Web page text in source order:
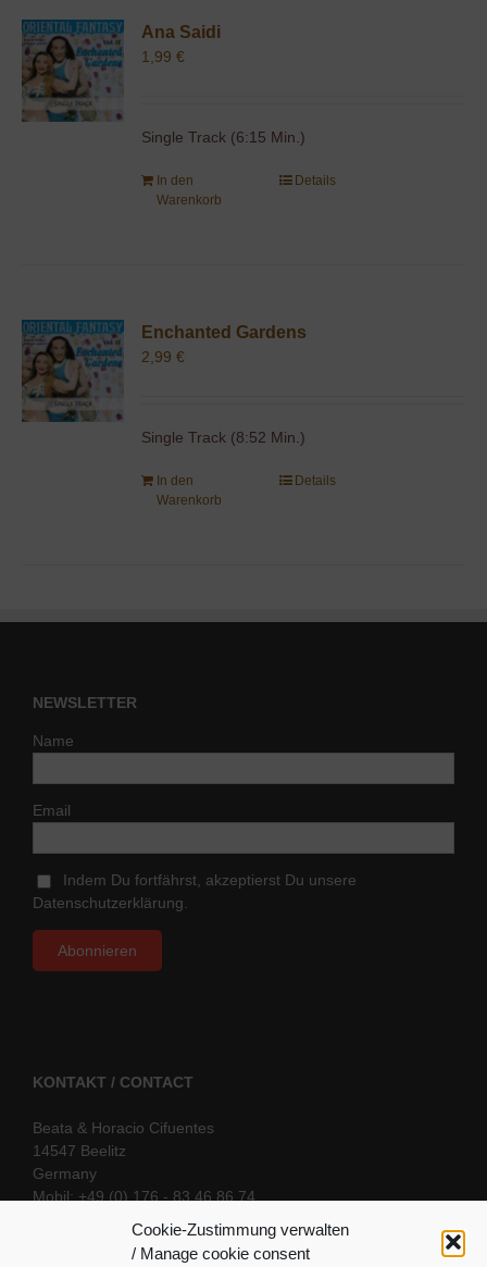
Cookie-Zustimmung verwalten
/ Manage cookie consent
Ana Saidi
1,99€
Single Track (6:15 Min.)
In den
Warenkorb
Details
Enchanted Gardens
2,99€
Single Track (8:52 Min.)
In den
Warenkorb
Details
NEWSLETTER
Name
Email
Indem Du fortfährst, akzeptierst Du unsere
Datenschutzerklärung.
KONTAKT / CONTACT
Beata & Horacio Cifuentes
14547 Beelitz
Germany
Mobil: +49 (0) 176 - 83 46 86 74